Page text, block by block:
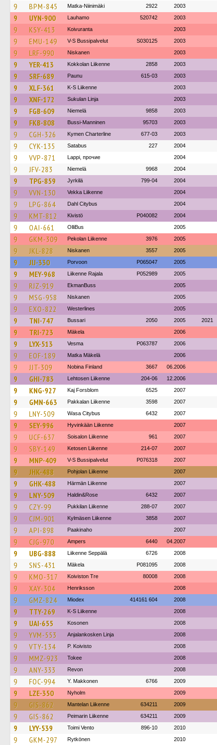
9 BPM-845 Matka-Niinimäki 2922 2003
9 UYN-900 Lauhamo 520742 2003
9 KSY-413 Koivuranta 2003
9 EMU-149 V-S Bussipalvelut S030125 2003
9 LRF-990 Niskanen 2003
9 YER-413 Kokkolan Liikenne 2858 2003
9 SRF-689 Paunu 615-03 2003
9 XLF-361 K-S Liikenne 2003
9 XNF-172 Sukulan Linja 2003
9 FGB-609 Niemelä 9858 2003
9 FKB-808 Bussi-Manninen 95703 2003
9 CGH-326 Kymen Charterline 677-03 2003
9 CYK-135 Satabus 227 2004
9 VVP-871 Lappi, прочие 2004
9 JFV-283 Niemelä 9968 2004
9 TPG-859 Jyrkilä 799-04 2004
9 VVN-130 Vekka Liikenne 2004
9 LPG-864 Dahl Citybus 2004
9 KMT-812 Kivistö P040082 2004
9 OAI-661 OlliBus 2005
9 GKM-309 Pekolan Liikenne 3976 2005
9 JKL-828 Niskanen 3557 2005
9 JIJ-330 Porvoon P065047 2005
9 MEY-968 Liikenne Rajala P052989 2005
9 RJZ-919 EkmanBuss 2005
9 MSG-958 Niskanen 2005
9 EXO-822 Westerlines 2005
9 TNI-747 Bussari 2050 2005 2021
9 TRI-723 Mäkela 2006
9 LYX-513 Vesma P063787 2006
9 EOF-189 Matka Mäkelä 2006
9 JJT-309 Nobina Finland 3667 06.2006
9 GHI-783 Lehtosen Liikenne 204-06 12.2006
9 KNG-927 Kaj Forsblom 6525 2007
9 GMN-663 Pakkalan Liikenne 3598 2007
9 LNY-509 Wasa Citybus 6432 2007
9 SEY-996 Hyvinkään Liikenne 2007
9 UCF-637 Soisalon Liikenne 961 2007
9 SBY-149 Ketosen Liikenne 214-07 2007
9 MNP-409 V-S Bussipalvelut P076318 2007
9 JHK-488 Pohjolan Liikenne 2007
9 GHK-488 Härmän Liikenne 2007
9 LNY-509 Haldin&Rose 6432 2007
9 CZY-99 Pukkilan Liikenne 288-07 2007
9 CJM-901 Kylmäsen Liikenne 3858 2007
9 API-898 Paakinaho 2007
9 CJG-970 Ampers 6440 04.2007
9 UBG-888 Liikenne Seppälä 6726 2008
9 SNS-431 Mäkela P081095 2008
9 KMO-317 Koiviston Tre 80008 2008
9 XAY-304 Henriksson 2008
9 GMZ-824 Miodex 414161 604 2008
9 TTY-269 K-S Liikenne 2008
9 UAI-655 Kosonen 2008
9 YVM-553 Anjalankosken Linja 2008
9 VTY-134 P. Koivisto 2008
9 MMZ-923 Tokee 2008
9 ANY-333 Revon 2008
9 FOC-994 Y. Makkonen 6766 2009
9 LZE-350 Nyholm 2009
9 GIS-862 Mantelan Liikenne 634211 2009
9 GIS-862 Peimarin Liikenne 634211 2009
9 LYY-539 Toimi Vento 896-10 2010
9 GKM-297 Rytkönen 2010